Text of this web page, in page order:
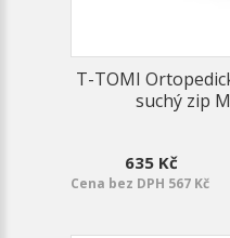
T-TOMI
suchý zip
635 Kč
Cena bez DPH 567 Kč